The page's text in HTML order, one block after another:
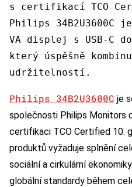
s certifikací TCO
Philips 34B2U3600C
VA displej s USB-C
který úspěšně
udržitelností.
Philips 34B2U3600C je
společnosti Philips Monitors
certifikaci TCO Certified 10.
produktů vyžaduje splnění
sociální a cirkulární
globální standardy během